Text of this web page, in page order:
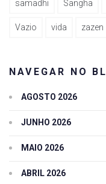
samadhi Sangha
Vazio vida zazen
NAVEGAR NO
AGOSTO 2026
JUNHO 2026
MAIO 2026
ABRIL 2026